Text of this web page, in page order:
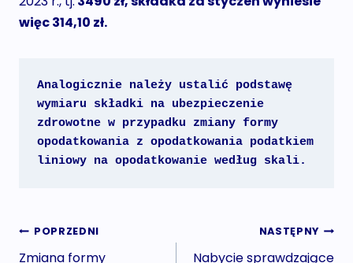
więc 314,10 zł.
Analogicznie należy ustalić podstawę
wymiaru składki na ubezpieczenie
zdrowotne w przypadku zmiany formy
opodatkowania z opodatkowania podatkiem
liniowy na opodatkowanie według skali.
Nawigacja
POPRZEDNI
Zmiana formy
NASTĘPNY
Nabycie sprawdzające